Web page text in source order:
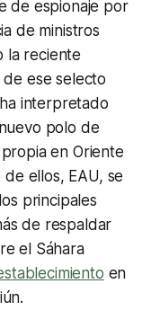
de espionaje por
de ministros
la reciente
ese selecto
interpretado
polo de
en Oriente
ellos, EAU, se
principales
de respaldar
el Sáhara
en